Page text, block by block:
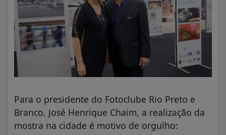
Para o presidente do Fotoclube Rio Preto e
Branco, José Henrique Chaim, a realização da
mostra na cidade é motivo de orgulho: